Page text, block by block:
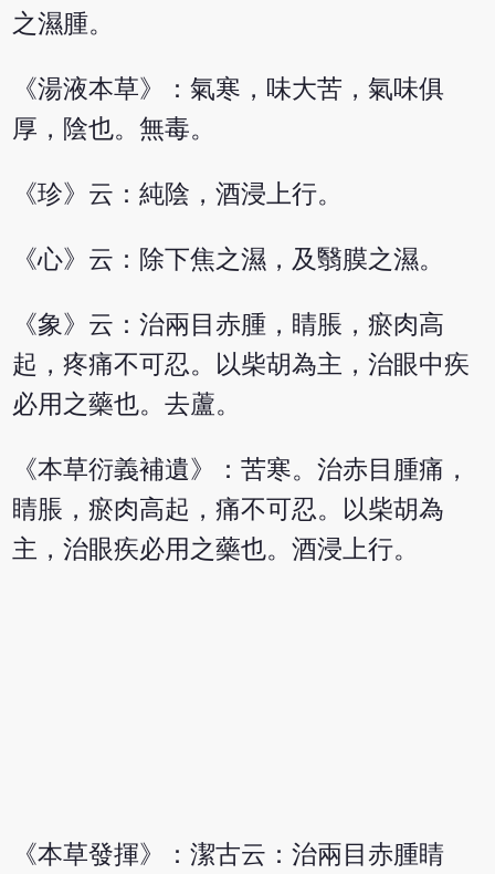
之濕腫。
《湯液本草》：氣寒，味大苦，氣味俱
厚，陰也。無毒。
《珍》云：純陰，酒浸上行。
《心》云：除下焦之濕，及翳膜之濕。
《象》云：治兩目赤腫，睛脹，瘀肉高
起，疼痛不可忍。以柴胡為主，治眼中疾
必用之藥也。去蘆。
《本草衍義補遺》：苦寒。治赤目腫痛，
睛脹，瘀肉高起，痛不可忍。以柴胡為
主，治眼疾必用之藥也。酒浸上行。
《本草發揮》：潔古云：治兩目赤腫睛